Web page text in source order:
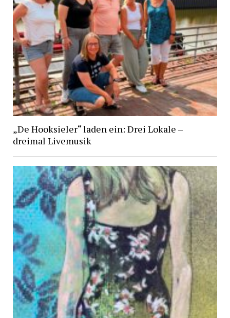
„De Hooksieler“ laden ein: Drei Lokale –
dreimal Livemusik